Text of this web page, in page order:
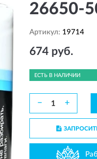
26650-
Артикул: 19714
674 руб.
ЕСТЬ В НАЛИЧИИ
− +